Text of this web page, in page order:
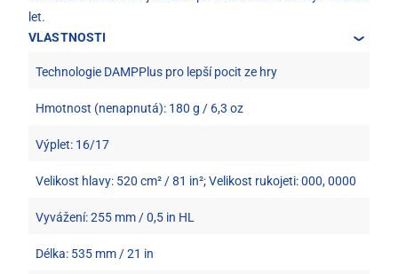
let.
VLASTNOSTI
Technologie DAMPPlus pro lepší pocit ze hry
Hmotnost (nenapnutá): 180 g / 6,3 oz
Výplet: 16/17
Velikost hlavy: 520 cm² / 81 in²; Velikost rukojeti: 000, 0000
Vyvážení: 255 mm / 0,5 in HL
Délka: 535 mm / 21 in